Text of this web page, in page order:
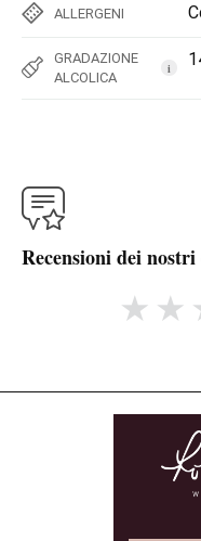
ALLERGENI
GRADAZIONE
ALCOLICA
i
Recensioni dei